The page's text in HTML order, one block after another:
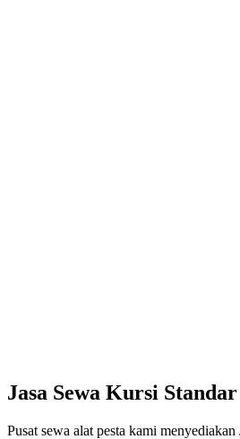
Jasa Sewa Kursi
Pusat sewa alat pesta kami